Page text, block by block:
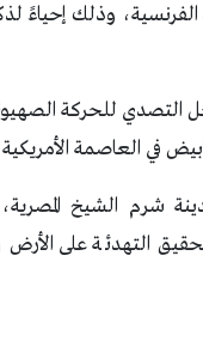
وذلك إحياءً
للحركة
في العاصمة
شرم الشيخ
التهدئة على